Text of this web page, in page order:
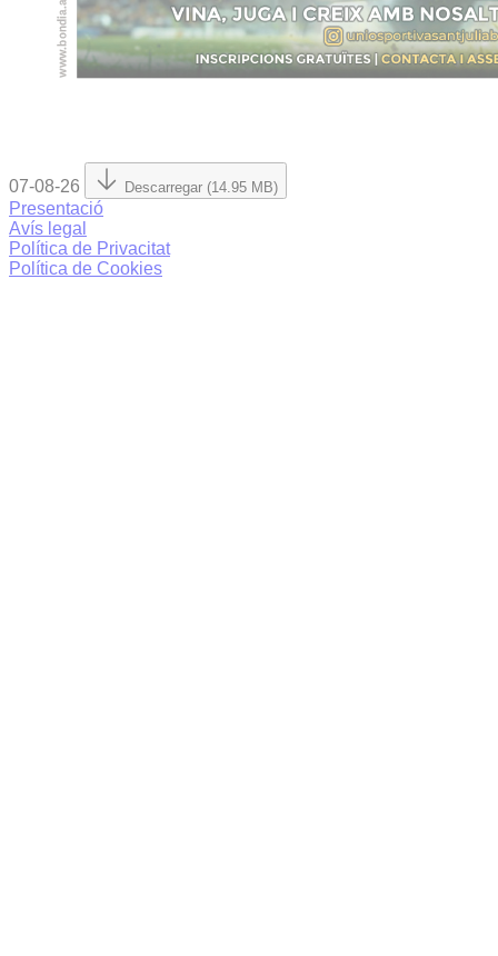
07-08-26 Descarregar (14.95 MB)
Presentació
Avís legal
Política de Privacitat
Política de Cookies